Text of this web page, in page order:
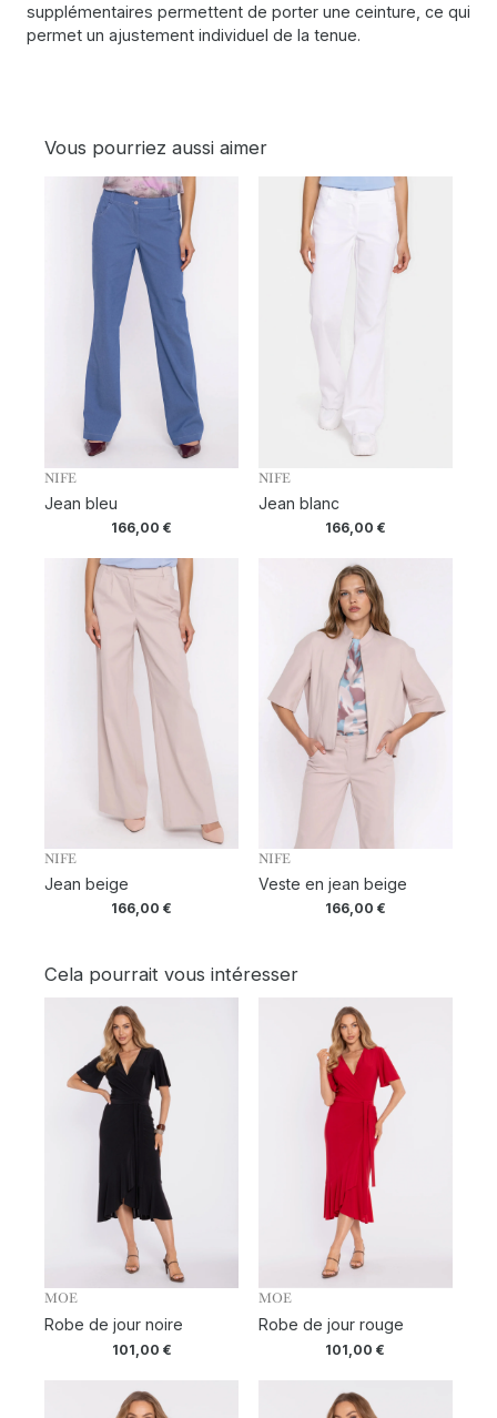
supplémentaires permettent de porter une ceinture, ce qui
permet un ajustement individuel de la tenue.
Vous pourriez aussi aimer
NIFE
Jean bleu
166,00€
NIFE
Jean blanc
166,00 €
NIFE
Jean beige
166,00€
NIFE
Veste en jean beige
166,00 €
Cela pourrait vous intéresser
MOE
Robe de jour noire
101,00 €
MOE
Robe de jour rouge
101,00€